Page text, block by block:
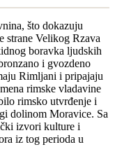
što dokazuju
strane Velikog Rzava
boravka ljudskih
i gvozdeno
Rimljani i pripajaju
rimske vladavine
rimsko utvrđenje i
dolinom Moravice. Sa
izvori kulture i
iz tog perioda u